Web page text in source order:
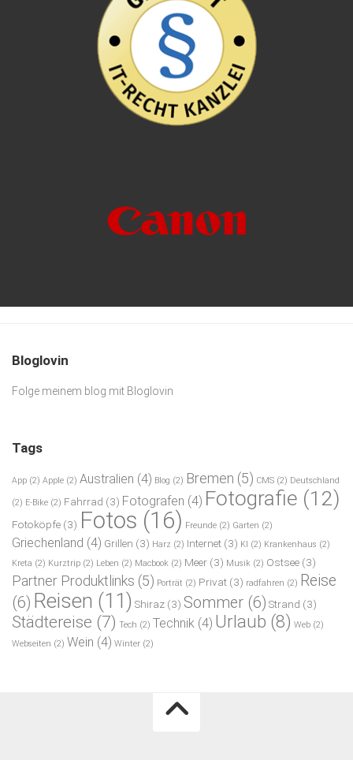
Bloglovin
Folge meinem blog mit Bloglovin
Tags
App (2) Apple (2) Australien (4) Blog (2) Bremen (5) CMS (2) Deutschland
(2) E-Bike (2) Fahrrad (3) Fotografen (4) Fotografie (12)
Fotoköpfe (3) Fotos (16) Freunde (2) Garten (2)
Griechenland (4) Grillen (3) Harz (2) Internet (3) KI (2) Krankenhaus (2)
Kreta (2) Kurztrip (2) Leben (2) Macbook (2) Meer (3) Musik (2) Ostsee (3)
Partner Produktlinks (5) Porträt (2) Privat (3) radfahren (2) Reise
(6) Reisen (11) Shiraz (3) Sommer (6) Strand (3)
Städtereise (7) Tech (2) Technik (4) Urlaub (8) Web (2)
Webseiten (2) Wein (4) Winter (2)